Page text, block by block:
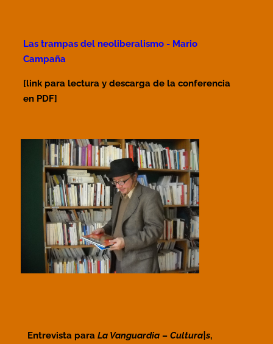
Las trampas del neoliberalismo - Mario
Campaña
[link para lectura y descarga de la conferencia
en PDF]
Entrevista para La Vanguardia– Cultura|s,